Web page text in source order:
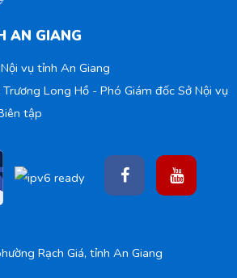
AN GIANG
vụ tỉnh An Giang
Long Hồ - Phó Giám đốc Sở Nội vụ
tập
Rạch Giá, tỉnh An Giang